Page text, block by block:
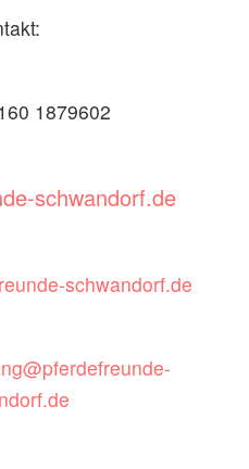
1879602
schwandorf.de
schwandorf.de